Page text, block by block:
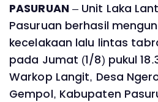
PASURUAN – Unit Laka
Pasuruan berhasil
kecelakaan lalu lintas
pada Jumat (1/8) pukul
Warkop Langit, Desa
Gempol, Kabupaten